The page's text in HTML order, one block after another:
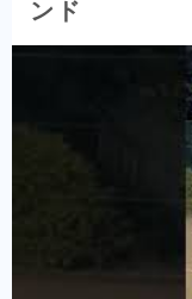
ンド